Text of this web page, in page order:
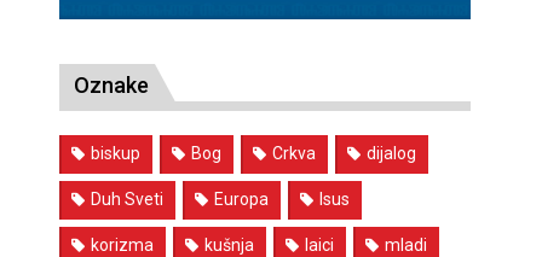
Oznake
biskup Bog Crkva dijalog
Duh Sveti Europa Isus
korizma kušnja laici mladi